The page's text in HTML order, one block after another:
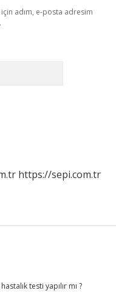
adım, e-posta adresim
https://sepi.com.tr
testi yapılır mı ?